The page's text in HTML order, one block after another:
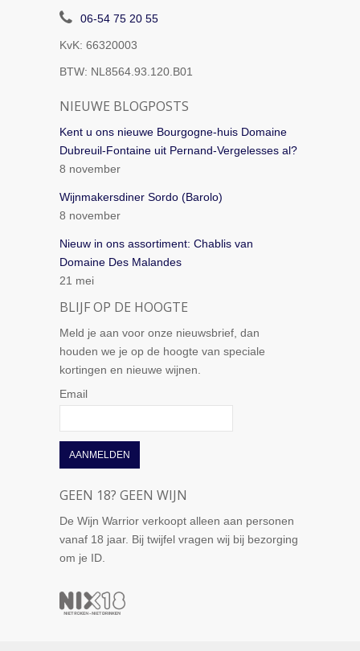
06-54 75 20 55
KvK: 66320003
BTW: NL8564.93.120.B01
NIEUWE BLOGPOSTS
Kent u ons nieuwe Bourgogne-huis Domaine
Dubreuil-Fontaine uit Pernand-Vergelesses al?
8 november
Wijnmakersdiner Sordo (Barolo)
8 november
Nieuw in ons assortiment: Chablis van
Domaine Des Malandes
21 mei
BLIJF OP DE HOOGTE
Meld je aan voor onze nieuwsbrief, dan
houden we je op de hoogte van speciale
kortingen en nieuwe wijnen.
Email
GEEN 18? GEEN WIJN
De Wijn Warrior verkoopt alleen aan personen
vanaf 18 jaar. Bij twijfel vragen wij bij bezorging
om je ID.